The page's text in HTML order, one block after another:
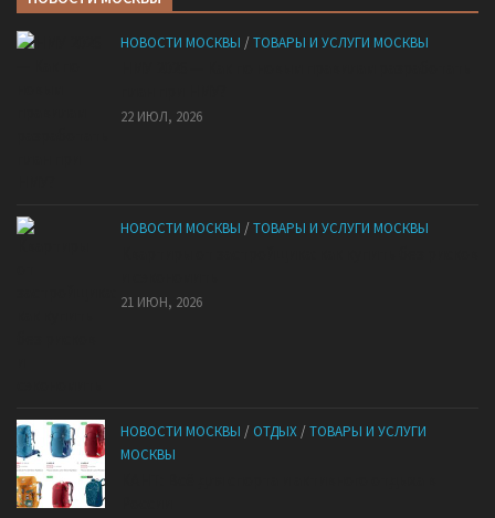
НОВОСТИ МОСКВЫ /ТОВАРЫ И УСЛУГИ МОСКВЫ
22 ИЮЛ, 2026
НОВОСТИ МОСКВЫ /ТОВАРЫ И УСЛУГИ МОСКВЫ
21 ИЮН, 2026
НОВОСТИ МОСКВЫ / ОТДЫХ /ТОВАРЫ И УСЛУГИ
МОСКВЫ